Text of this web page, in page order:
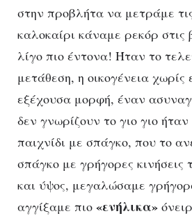
στην προβλήτα να μετράμε
καλοκαίρι κάναμε ρεκόρ
λίγο πιο έντονα! Ήταν το
μετάθεση, η οικογένεια
εξέχουσα μορφή, έναν
δεν γνωρίζουν το γιο γιο
παιχνίδι με σπάγκο, που το
σπάγκο με γρήγορες
και ύψος, μεγαλώσαμε
αγγίξαμε πιο «ενήλικα»